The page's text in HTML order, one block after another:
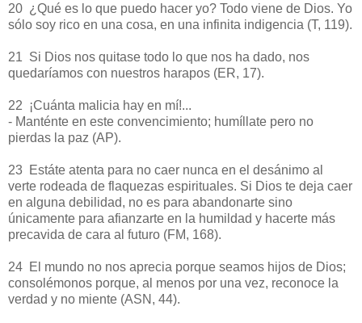
20 ¿Qué es lo que puedo hacer yo? Todo viene de Dios. Yo
sólo soy rico en una cosa, en una infinita indigencia (T, 119).
21 Si Dios nos quitase todo lo que nos ha dado, nos
quedaríamos con nuestros harapos (ER, 17).
22 ¡Cuánta malicia hay en mí!...
- Manténte en este convencimiento; humíllate pero no
pierdas la paz (AP).
23 Estáte atenta para no caer nunca en el desánimo al
verte rodeada de flaquezas espirituales. Si Dios te deja caer
en alguna debilidad, no es para abandonarte sino
únicamente para afianzarte en la humildad y hacerte más
precavida de cara al futuro (FM, 168).
24 El mundo no nos aprecia porque seamos hijos de Dios;
consolémonos porque, al menos por una vez, reconoce la
verdad y no miente (ASN, 44).